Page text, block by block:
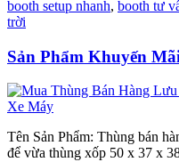
booth setup nhanh, booth tư
trời
Sản Phẩm Khuyến Mãi
Tên Sản Phẩm: Thùng bán
để vừa thùng xốp 50 x 37 x